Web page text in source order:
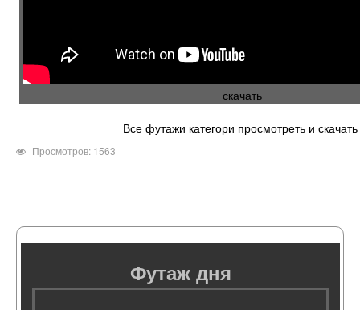
скачать
Все футажи категори просмотреть и скачать
Просмотров: 1563
Футаж дня